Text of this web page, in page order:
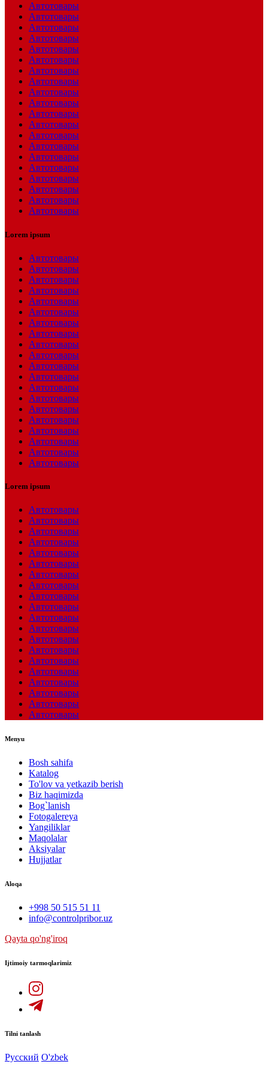
Автотовары
Автотовары
Автотовары
Автотовары
Автотовары
Автотовары
Автотовары
Автотовары
Автотовары
Автотовары
Автотовары
Автотовары
Автотовары
Автотовары
Автотовары
Автотовары
Автотовары
Автотовары
Автотовары
Автотовары
Lorem ipsum
Автотовары
Автотовары
Автотовары
Автотовары
Автотовары
Автотовары
Автотовары
Автотовары
Автотовары
Автотовары
Автотовары
Автотовары
Автотовары
Автотовары
Автотовары
Автотовары
Автотовары
Автотовары
Автотовары
Автотовары
Lorem ipsum
Автотовары
Автотовары
Автотовары
Автотовары
Автотовары
Автотовары
Автотовары
Автотовары
Автотовары
Автотовары
Автотовары
Автотовары
Автотовары
Автотовары
Автотовары
Автотовары
Автотовары
Автотовары
Автотовары
Автотовары
Menyu
Bosh sahifa
Katalog
To'lov va yetkazib berish
Biz haqimizda
Bog`lanish
Fotogalereya
Yangiliklar
Maqolalar
Aksiyalar
Hujjatlar
Aloqa
+998 50 515 51 11
info@controlpribor.uz
Qayta qo'ng'iroq
Ijtimoiy tarmoqlarimiz
Tilni tanlash
Русский O'zbek